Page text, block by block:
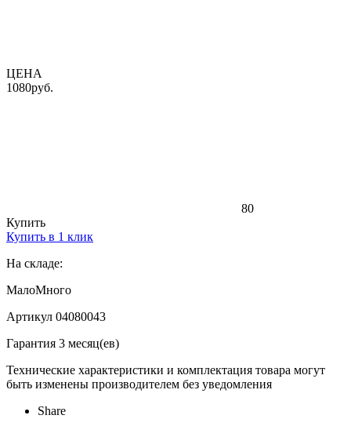
ЦЕНА
1080руб.
80
Купить
Купить в 1 клик
На складе:
МалоМного
Артикул 04080043
Гарантия 3 месяц(ев)
Технические характеристики и комплектация товара могут
быть изменены производителем без уведомления
Share